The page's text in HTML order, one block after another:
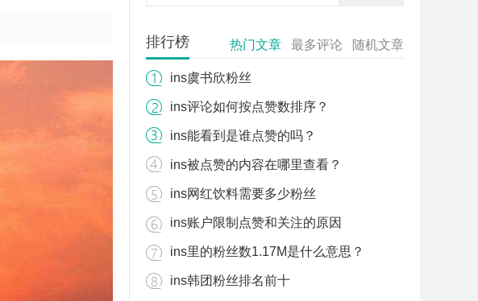
排行榜 热门文章 最多评论 随机文章
ins虞书欣粉丝
ins评论如何按点赞数排序？
ins能看到是谁点赞的吗？
ins被点赞的内容在哪里查看？
ins网红饮料需要多少粉丝
ins账户限制点赞和关注的原因
ins里的粉丝数1.17M是什么意思？
ins韩团粉丝排名前十